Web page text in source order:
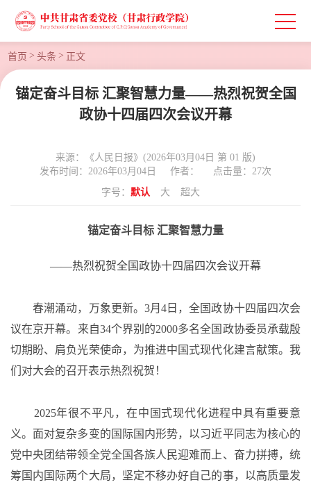
首页 > 头条 > 正文
锚定奋斗目标 汇聚智慧力量——热烈祝贺全国
政协十四届四次会议开幕
来源：《人民日报》(2026年03月04日 第 01 版)
发布时间：2026年03月04日
作者： 点击量： 27次
字号： 默认 大 超大
锚定奋斗目标 汇聚智慧力量
——热烈祝贺全国政协十四届四次会议开幕
春潮涌动，万象更新。 3月4日，全国政协十四届四次会
议在京开幕。来自34个界别的2000多名全国政协委员承载殷
切期盼、肩负光荣使命，为推进中国式现代化建言献策。我
们对大会的召开表示热烈祝贺！
2025年很不平凡，在中国式现代化进程中具有重要意
义。面对复杂多变的国际国内形势，以习近平同志为核心的
党中央团结带领全党全国各族人民迎难而上、奋力拼搏，统
筹国内国际两个大局，坚定不移办好自己的事，以高质量发